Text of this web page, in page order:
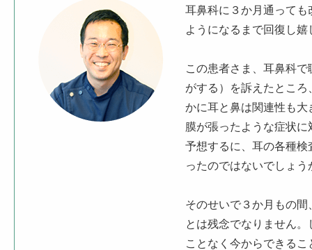
耳鼻科に３か月通って
ようになるまで回復し嬉
この患者さま、耳鼻科
がする）を訴えたとこ
かに耳と鼻は関連性も
膜が張ったような症状
予想するに、耳の各種
ったのではないでしょう
そのせいで３か月もの
とは残念でなりません
ことなく今からできる